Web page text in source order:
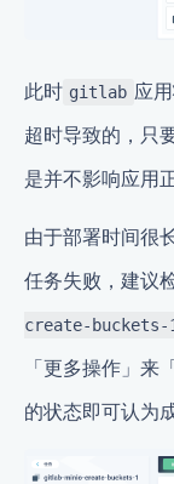
此时 gitlab 应
超时导致的，只
是并不影响应用
由于部署时间很
任务失败，建议
create-buckets-
「更多操作」来
的状态即可认为